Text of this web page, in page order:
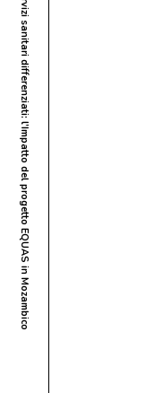
Corso di formazione sui servizi sanitari differenziati: l’Impatto del progetto EQUAS in Mozambico